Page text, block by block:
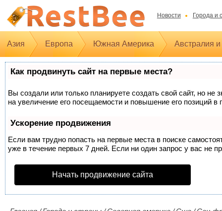
Новости Города и
Азия Европа Южная Америка Австралия
Как продвинуть сайт на первые места?
Вы создали или только планируете создать свой сайт, но
на увеличение его посещаемости и повышение его позиций в
Ускорение продвижения
Если вам трудно попасть на первые места в поиске
уже в течение первых 7 дней. Если ни один запрос у вас не
Начать продвижение сайта